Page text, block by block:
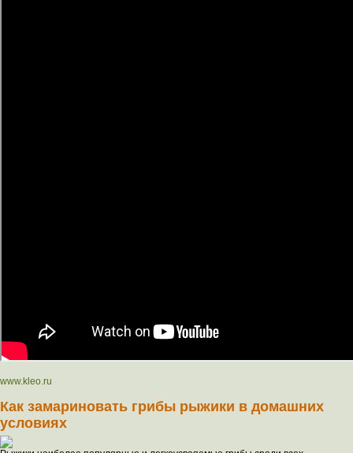
www.kleo.ru
Как замариновать грибы рыжики в домашних
условиях